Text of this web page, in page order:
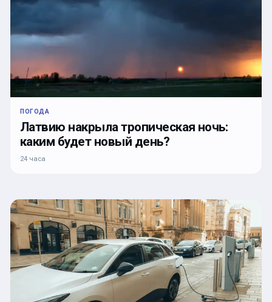
ПОГОДА
Латвию накрыла тропическая ночь:
каким будет новый день?
24 часа